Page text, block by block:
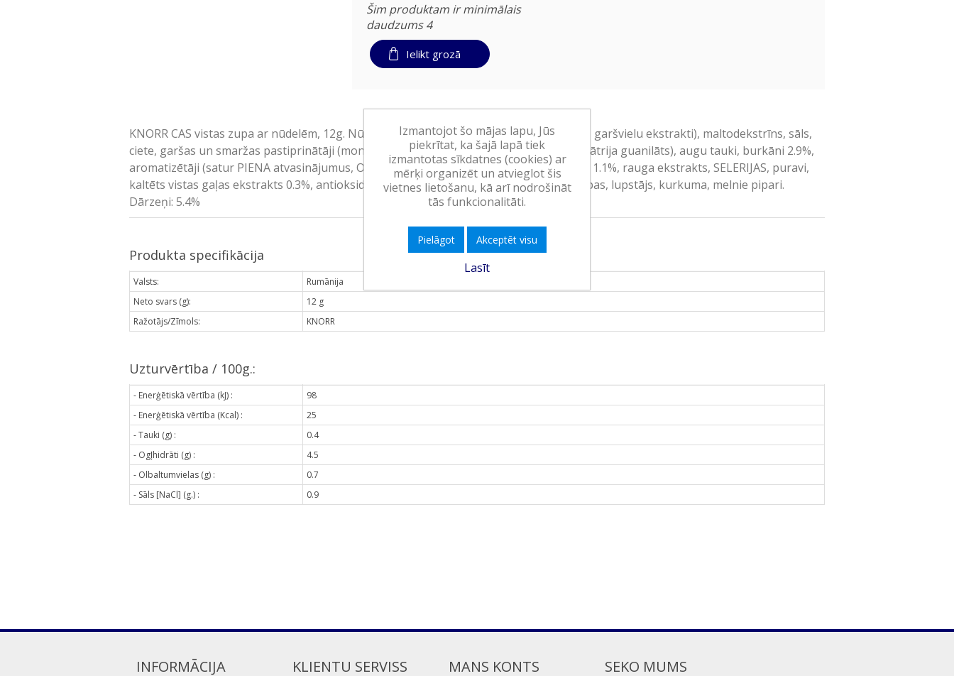
Šim produktam ir minimālais
daudzums 4
Ielikt grozā
KNORR CAS vistas zupa ar nūdelēm, 12g. Nūdeles 43% (KVIEŠU milti, OLU pulveris, sāls, garšvielu ekstrakti), maltodekstrīns, sāls,
ciete, garšas un smaržas pastiprinātāji (mono nātrija glutamāts, dinātrija inozināts, dinātrija guanilāts), augu tauki, burkāni 2.9%,
aromatizētāji (satur PIENA atvasinājumus, OLAS), cukurs, pētersīļu saknes, vistas tauki 1.1%, rauga ekstrakts, SELERIJAS, puravi,
kaltēts vistas gaļas ekstrakts 0.3%, antioksidants (ekstrakti no rozmarīna), pētersīļu lapas, lupstājs, kurkuma, melnie pipari.
Dārzeņi: 5.4%
Produkta specifikācija
Valsts:
Rumānija
Neto svars (g):
12 g
Ražotājs/Zīmols:
KNORR
Uzturvērtība / 100g.:
- Enerģētiskā vērtība (kJ) :
98
- Enerģētiskā vērtība (Kcal) :
25
- Tauki (g) :
0.4
- Ogļhidrāti (g) :
4.5
- Olbaltumvielas (g) :
0.7
- Sāls [NaCl] (g.) :
0.9
INFORMĀCIJA KLIENTU SERVISS MANS KONTS SEKO MUMS
Izmantojot šo mājas lapu, Jūs
piekrītat, ka šajā lapā tiek
izmantotas sīkdatnes (cookies) ar
mērķi organizēt un atvieglot šis
vietnes lietošanu, kā arī nodrošināt
tās funkcionalitāti.
Pielāgot Akceptēt visu
Lasīt